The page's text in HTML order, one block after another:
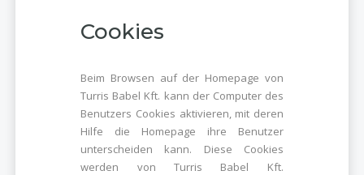
Cookies
Beim Browsen auf der Homepage von
Turris Babel Kft. kann der Computer des
Benutzers Cookies aktivieren, mit deren
Hilfe die Homepage ihre Benutzer
unterscheiden kann. Diese Cookies
werden von Turris Babel Kft.